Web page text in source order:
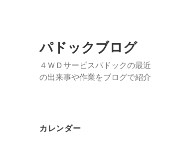
パドックブログ
４ＷＤサービスパドックの最近
の出来事や作業をブログで紹介
カレンダー